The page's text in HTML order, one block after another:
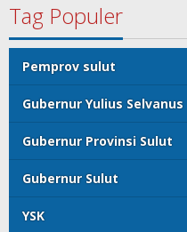
Tag Populer
Pemprov sulut
Gubernur Yulius Selvanus
Gubernur Provinsi Sulut
Gubernur Sulut
YSK